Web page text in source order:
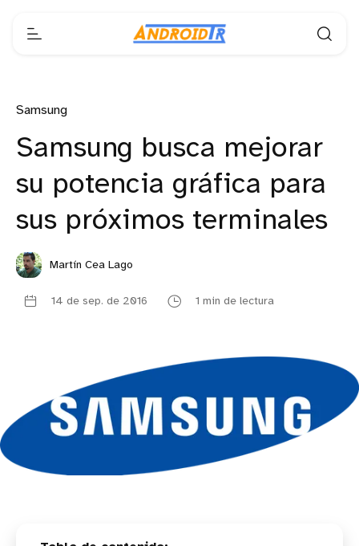
Samsung
Samsung busca mejorar
su potencia gráfica para
sus próximos terminales
Martín Cea Lago
14 de sep. de 2016 1 min de lectura